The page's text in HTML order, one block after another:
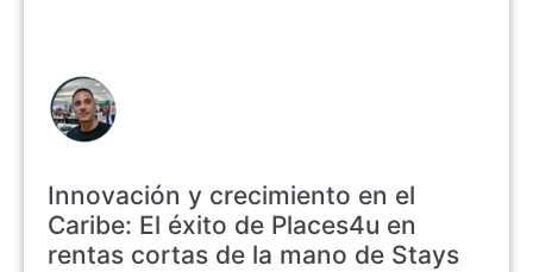
Innovación y crecimiento en el
Caribe: El éxito de Places4u en
rentas cortas de la mano de Stays